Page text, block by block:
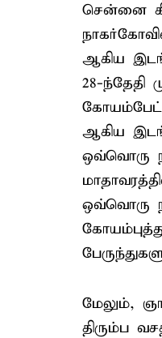
சென்னை
ஆகிய
28-ந்தேதி
ஆகிய
ஒவ்வொரு
ஒவ்வொரு
மேலும்,
திரும்ப